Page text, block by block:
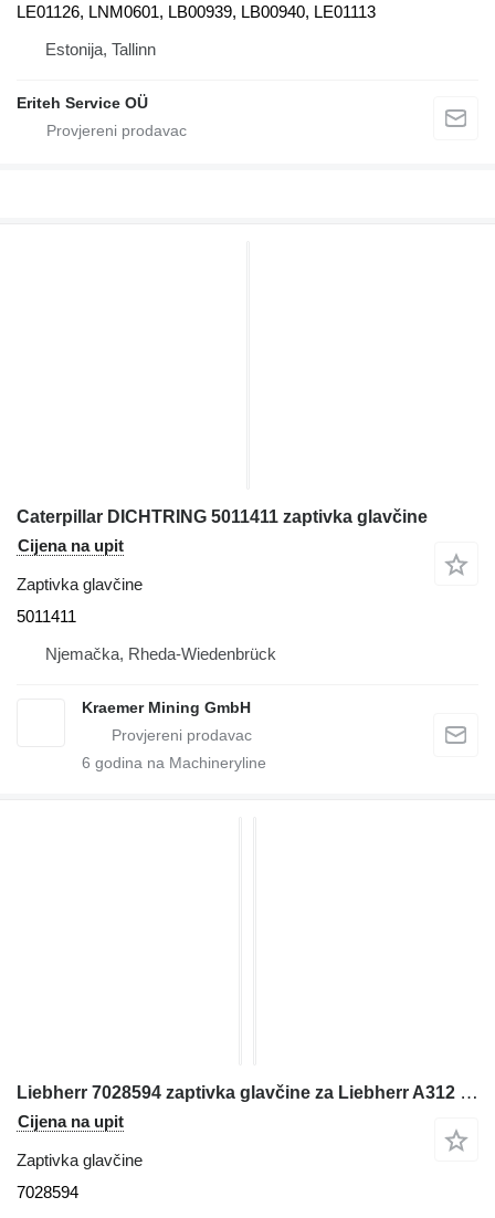
LE01126, LNM0601, LB00939, LB00940, LE01113
Estonija, Tallinn
Eriteh Service OÜ
Caterpillar DICHTRING 5011411 zaptivka glavčine
Cijena na upit
Zaptivka glavčine
5011411
Njemačka, Rheda-Wiedenbrück
Kraemer Mining GmbH
6 godina na Machineryline
Liebherr 7028594 zaptivka glavčine za Liebherr A312 bagera
Cijena na upit
Zaptivka glavčine
7028594